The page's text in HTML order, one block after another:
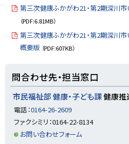
第三次健康ふかがわ21・第2期深川
（PDF:6.81MB）
第三次健康ふかがわ21・第2期深川
概要版 （PDF:607KB）
問合わせ先・担当窓口
市民福祉部 健康・子ども課健康推
電話：0164-26-2609
ファクシミリ：0164-22-8134
お問い合わせフォーム